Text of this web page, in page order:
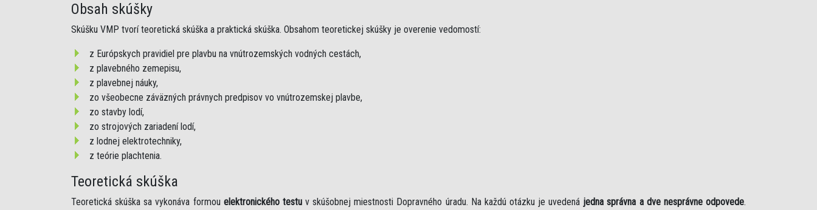
Obsah skúšky
Skúšku VMP tvorí teoretická skúška a praktická skúška. Obsahom teoretickej skúšky je overenie vedomostí:
z Európskych pravidiel pre plavbu na vnútrozemských vodných cestách,
z plavebného zemepisu,
z plavebnej náuky,
zo všeobecne záväzných právnych predpisov vo vnútrozemskej plavbe,
zo stavby lodí,
zo strojových zariadení lodí,
z lodnej elektrotechniky,
z teórie plachtenia.
Teoretická skúška
Teoretická skúška sa vykonáva formou elektronického testuv skúšobnej miestnosti Dopravného úradu. Na každú otázku je uvedená jedna správna a dve nesprávne odpovede.